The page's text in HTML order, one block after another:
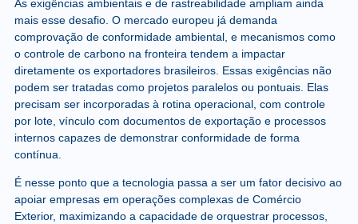
As exigências ambientais e de rastreabilidade ampliam ainda
mais esse desafio. O mercado europeu já demanda
comprovação de conformidade ambiental, e mecanismos como
o controle de carbono na fronteira tendem a impactar
diretamente os exportadores brasileiros. Essas exigências não
podem ser tratadas como projetos paralelos ou pontuais. Elas
precisam ser incorporadas à rotina operacional, com controle
por lote, vínculo com documentos de exportação e processos
internos capazes de demonstrar conformidade de forma
contínua.
É nesse ponto que a tecnologia passa a ser um fator decisivo ao
apoiar empresas em operações complexas de Comércio
Exterior, maximizando a capacidade de orquestrar processos,